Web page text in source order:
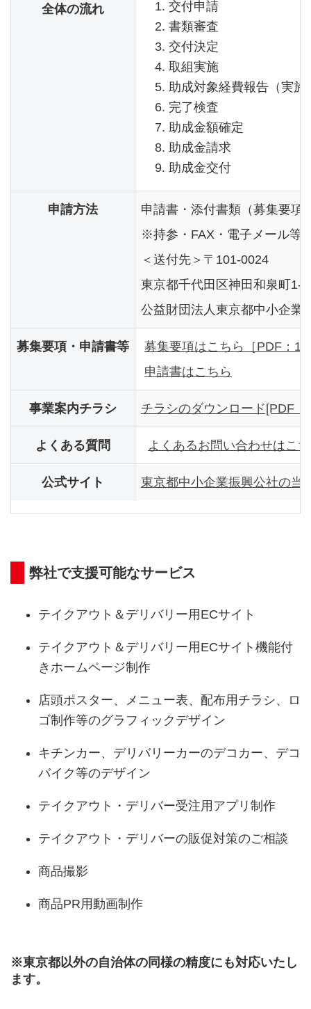
全体の流れ
交付申請
書類審査
交付決定
取組実施
助成対象経費報告（実施
完了検査
助成金額確定
助成金請求
助成金交付
申請方法
申請書・添付書類（募集要項
※持参・FAX・電子メール等
＜送付先＞〒101-0024
東京都千代田区神田和泉町
公益財団法人東京都中小企業
募集要項・申請書等
募集要項はこちら［PDF：
申請書はこちら
事業案内チラシ チラシのダウンロード[PDF：
よくある質問 よくあるお問い合わせはこ
公式サイト 東京都中小企業振興公社の当
弊社で支援可能なサービス
テイクアウト＆デリバリー用ECサイト
テイクアウト＆デリバリー用ECサイト機能付
きホームページ制作
店頭ポスター、メニュー表、配布用チラシ、ロ
ゴ制作等のグラフィックデザイン
キチンカー、デリバリーカーのデコカー、デコ
バイク等のデザイン
テイクアウト・デリバー受注用アプリ制作
テイクアウト・デリバーの販促対策のご相談
商品撮影
商品PR用動画制作
※東京都以外の自治体の同様の精度にも対応いたし
ます。